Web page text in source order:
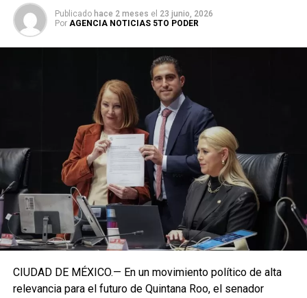
Publicado hace 2 meses el 23 junio, 2026
Por AGENCIA NOTICIAS 5TO PODER
CIUDAD DE MÉXICO.— En un movimiento político de alta
relevancia para el futuro de Quintana Roo, el senador